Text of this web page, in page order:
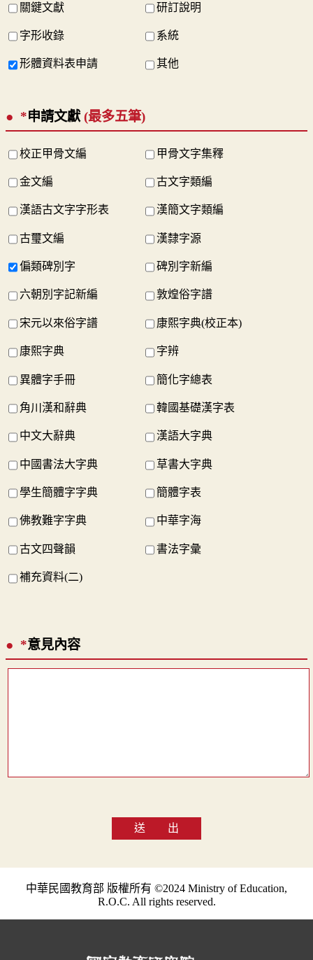
關鍵文獻 研訂說明
字形收錄 系統
形體資料表申請 其他
*申請文獻 (最多五筆)
校正甲骨文編 甲骨文字集釋
金文編 古文字類編
漢語古文字字形表 漢簡文字類編
古璽文編 漢隸字源
偏類碑別字 碑別字新編
六朝別字記新編 敦煌俗字譜
宋元以來俗字譜 康熙字典(校正本)
康熙字典 字辨
異體字手冊 簡化字總表
角川漢和辭典 韓國基礎漢字表
中文大辭典 漢語大字典
中國書法大字典 草書大字典
學生簡體字字典 簡體字表
佛教難字字典 中華字海
古文四聲韻 書法字彙
補充資料(二)
*意見內容
送 出
中華民國教育部 版權所有 ©2024 Ministry of Education,
R.O.C. All rights reserved.